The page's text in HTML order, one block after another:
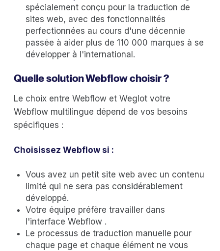
spécialement conçu pour la traduction de
sites web, avec des fonctionnalités
perfectionnées au cours d'une décennie
passée à aider plus de 110 000 marques à se
développer à l'international.
Quelle solution Webflow choisir ?
Le choix entre Webflow et Weglot votre
Webflow multilingue dépend de vos besoins
spécifiques :
Choisissez Webflow si :
Vous avez un petit site web avec un contenu
limité qui ne sera pas considérablement
développé.
Votre équipe préfère travailler dans
l'interface Webflow .
Le processus de traduction manuelle pour
chaque page et chaque élément ne vous